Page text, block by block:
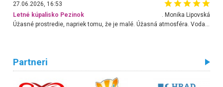
27.06.2026, 16:53
Letné kúpalisko Pezinok
. Monika Lipovská
Úžasné prostredie, napriek tomu, že je malé. Úžasná atmosféra. Voda fantastická a nádherná. Ľudí je pomerne veľa, ale su mili a ohľaduplní. Je veľmi zaujímavé sledovať, ako dokážu spolu športovať cudzí ľudia a bez ohľadu na vek. Vládne tu pohoda. Vnuka neviem dostať z vody. Ďakujem za krásny deň . Urcite sa sem vrátim. Jediný problém je s parkovaním, ale aj ten sa mi podarilo vyriešiť. Monika Bratislava
Partneri